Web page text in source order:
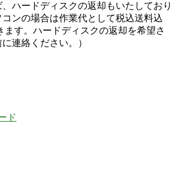
ハードディスクの返却もいたしており
ンの場合は作業代として税込送料込
ます。ハードディスクの返却を希望さ
連絡ください。）
ド